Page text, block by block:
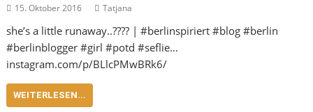
15. Oktober 2016 Tatjana
she’s a little runaway..???? | #berlinspiriert #blog #berlin
#berlinblogger #girl #potd #seflie…
instagram.com/p/BLlcPMwBRk6/
WEITERLESEN...